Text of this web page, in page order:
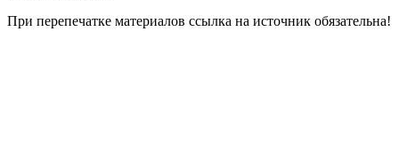
При перепечатке материалов ссылка на источник обязательна!